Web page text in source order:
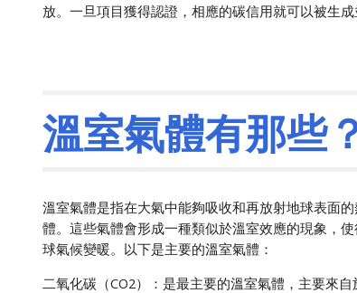
放。一旦項目獲得認證，相應的碳信用就可以被生成
溫室氣體有那些
溫室氣體是指在大氣中能夠吸收和再放射地球表面
體。這些氣體會形成一種類似於溫室效應的現象，
球氣候變暖。以下是主要的溫室氣體：
二氧化碳（CO2）：是最主要的溫室氣體，主要來